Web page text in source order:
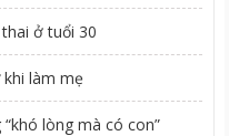
ở tuổi 30
làm mẹ
lòng mà có con”